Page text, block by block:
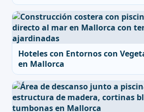
Hoteles con Entornos con
en Mallorca